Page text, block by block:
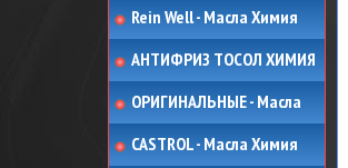
Rein Well - Масла Химия
АНТИФРИЗ ТОСОЛ ХИМИЯ
ОРИГИНАЛЬНЫЕ - Масла
CASTROL - Масла Химия